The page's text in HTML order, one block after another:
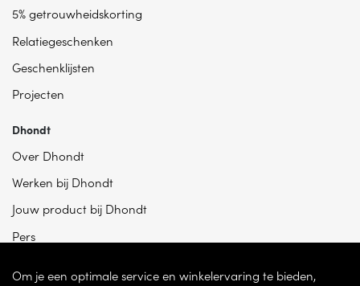
5% getrouwheidskorting
Relatiegeschenken
Geschenklijsten
Projecten
Dhondt
Over Dhondt
Werken bij Dhondt
Jouw product bij Dhondt
Pers
Om je een optimale service en winkelervaring te bieden,